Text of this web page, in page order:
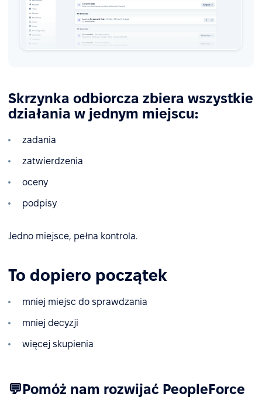
Skrzynka odbiorcza zbiera wszystkie
działania w jednym miejscu:
zadania
zatwierdzenia
oceny
podpisy
Jedno miejsce, pełna kontrola.
To dopiero początek
mniej miejsc do sprawdzania
mniej decyzji
więcej skupienia
💬Pomóż nam rozwijać PeopleForce